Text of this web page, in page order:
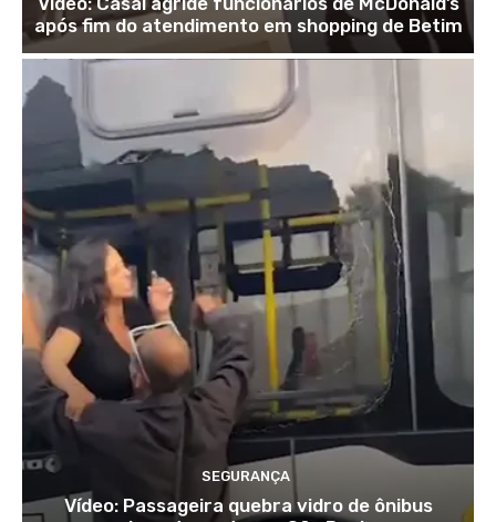
após fim do atendimento em shopping de Betim
SEGURANÇA
Vídeo: Passageira quebra vidro de ônibus